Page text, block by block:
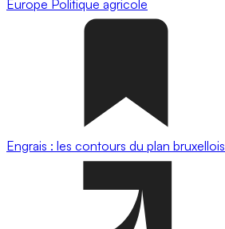
Europe Politique agricole
Engrais : les contours du plan bruxellois